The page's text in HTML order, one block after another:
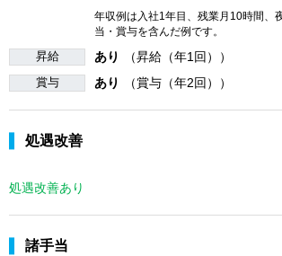
年収例は入社1年目、残業月10時間、
当・賞与を含んだ例です。
昇給 あり （昇給（年1回））
賞与 あり （賞与（年2回））
処遇改善
処遇改善あり
諸手当